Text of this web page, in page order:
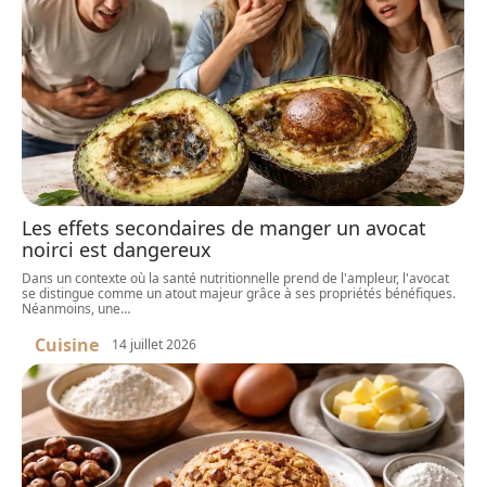
Les effets secondaires de manger un avocat
noirci est dangereux
Dans un contexte où la santé nutritionnelle prend de l'ampleur, l'avocat
se distingue comme un atout majeur grâce à ses propriétés bénéfiques.
Néanmoins, une…
Cuisine 14 juillet 2026